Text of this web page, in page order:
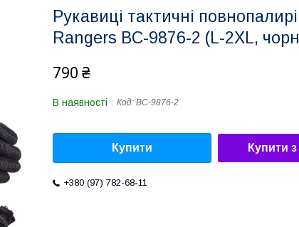
Рукавиці тактичні
Rangers BC-9876-2 (L-2XL,
790 ₴
В наявності Код: BC-9876-2
Купити Купити з
+380 (97) 782-68-11